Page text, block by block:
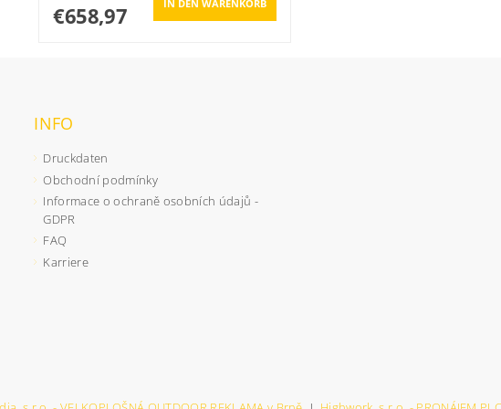
€658,97
INFO
Druckdaten
Obchodní podmínky
Informace o ochraně osobních údajů -
GDPR
FAQ
Karriere